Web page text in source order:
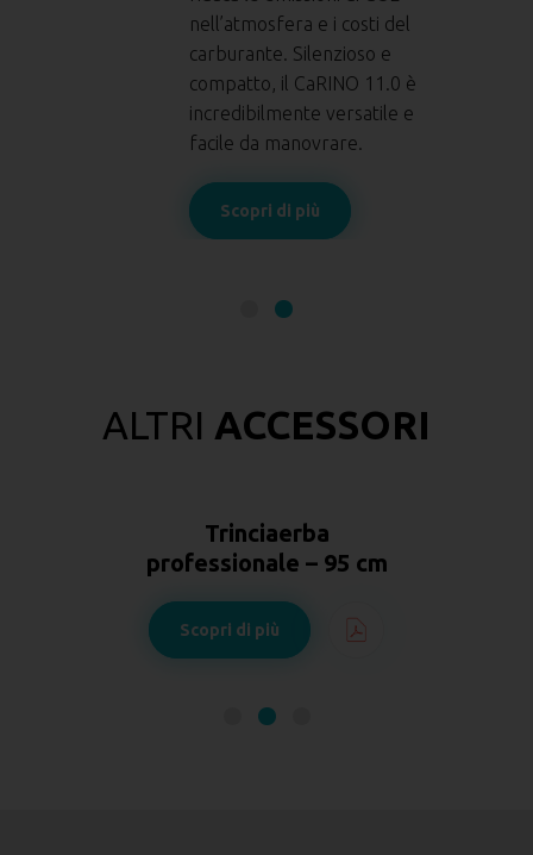
nell’atmosfera e i costi del
carburante. Silenzioso e
compatto, il CaRINO 11.0 è
incredibilmente versatile e
facile da manovrare.
Scopri di più
ALTRI ACCESSORI
Trinciaerba
professionale – 95 cm
Scopri di più